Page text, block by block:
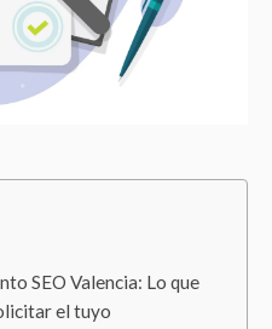
SEO Valencia: Lo que
el tuyo